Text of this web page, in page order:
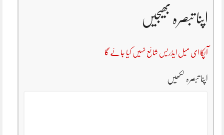
اپنا تبصرہ بھیجیں
آپکا ای میل ایڈریس شائع نہیں کیا جائے گا
اپنا تبصرہ لکھیں